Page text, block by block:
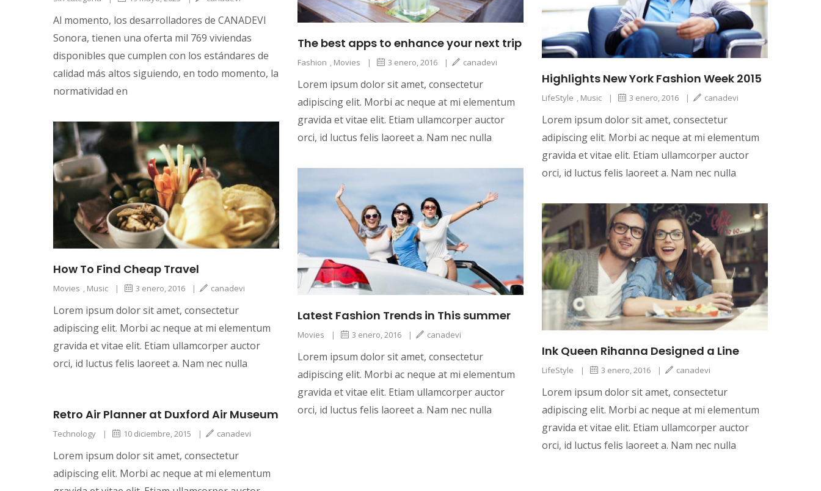
Al momento, los desarrolladores de CANADEVI
Sonora, tienen una oferta mil 769 viviendas
disponibles que cumplen con los estándares de
calidad más altos siguiendo, en todo momento, la
normatividad en
The best apps to enhance your next trip
Fashion , Movies | 3 enero, 2016 | canadevi
Lorem ipsum dolor sit amet, consectetur
adipiscing elit. Morbi ac neque at mi elementum
gravida et vitae elit. Etiam ullamcorper auctor
orci, id luctus felis laoreet a. Nam nec nulla
Highlights New York Fashion Week 2015
LifeStyle , Music | 3 enero, 2016 | canadevi
Lorem ipsum dolor sit amet, consectetur
adipiscing elit. Morbi ac neque at mi elementum
gravida et vitae elit. Etiam ullamcorper auctor
orci, id luctus felis laoreet a. Nam nec nulla
How To Find Cheap Travel
Movies , Music | 3 enero, 2016 | canadevi
Lorem ipsum dolor sit amet, consectetur
adipiscing elit. Morbi ac neque at mi elementum
gravida et vitae elit. Etiam ullamcorper auctor
orci, id luctus felis laoreet a. Nam nec nulla
Latest Fashion Trends in This summer
Movies | 3 enero, 2016 | canadevi
Lorem ipsum dolor sit amet, consectetur
adipiscing elit. Morbi ac neque at mi elementum
gravida et vitae elit. Etiam ullamcorper auctor
orci, id luctus felis laoreet a. Nam nec nulla
Ink Queen Rihanna Designed a Line
LifeStyle | 3 enero, 2016 | canadevi
Lorem ipsum dolor sit amet, consectetur
adipiscing elit. Morbi ac neque at mi elementum
gravida et vitae elit. Etiam ullamcorper auctor
orci, id luctus felis laoreet a. Nam nec nulla
Retro Air Planner at Duxford Air Museum
Technology | 10 diciembre, 2015 | canadevi
Lorem ipsum dolor sit amet, consectetur
adipiscing elit. Morbi ac neque at mi elementum